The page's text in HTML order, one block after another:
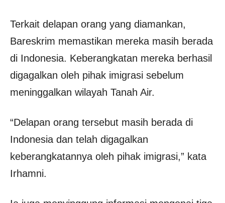
Terkait delapan orang yang diamankan,
Bareskrim memastikan mereka masih berada
di Indonesia. Keberangkatan mereka berhasil
digagalkan oleh pihak imigrasi sebelum
meninggalkan wilayah Tanah Air.
“Delapan orang tersebut masih berada di
Indonesia dan telah digagalkan
keberangkatannya oleh pihak imigrasi,” kata
Irhamni.